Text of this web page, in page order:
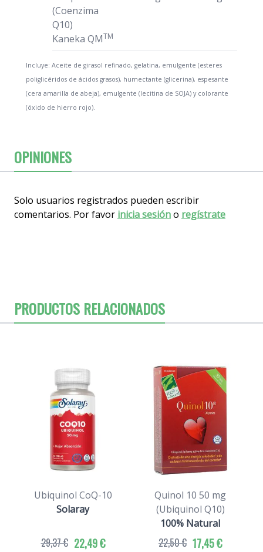
(Coenzima
Q10)
Kaneka QMTM
Incluye: Aceite de girasol refinado, gelatina, emulgente (esteres
poliglicéridos de ácidos grasos), humectante (glicerina), espesante
(cera amarilla de abeja), emulgente (lecitina de SOJA) y colorante
(óxido de hierro rojo).
OPINIONES
Solo usuarios registrados pueden escribir
comentarios. Por favor inicia sesióno regístrate
PRODUCTOS RELACIONADOS
Ubiquinol CoQ-10
Solaray
22,49 €
29,37 €
Quinol 10 50 mg
(Ubiquinol Q10)
100% Natural
17,45 €
22,50 €